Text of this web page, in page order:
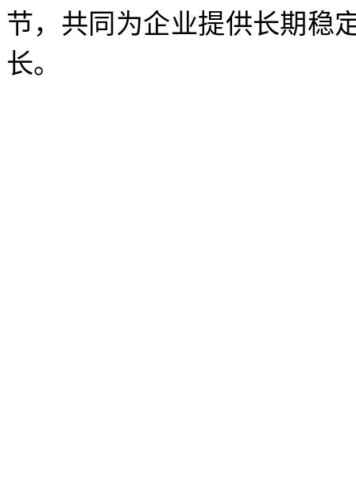
节，共同为企业提供长期稳
长。